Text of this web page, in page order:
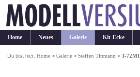
Home Neues Galerie Kit-Ecke
Du bist hier:Home >Galerie >Steffen Tittmann >T-72M1